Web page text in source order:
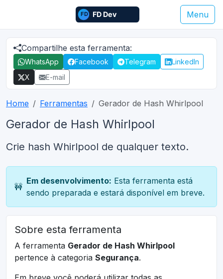
Menu
Compartilhe esta ferramenta:
WhatsApp Facebook Telegram
LinkedIn
X
E-mail
Home Ferramentas Gerador de Hash Whirlpool
Gerador de Hash Whirlpool
Crie hash Whirlpool de qualquer texto.
🚧
Em desenvolvimento: Esta ferramenta está
sendo preparada e estará disponível em breve.
Sobre esta ferramenta
A ferramenta Gerador de Hash Whirlpool
pertence à categoria Segurança.